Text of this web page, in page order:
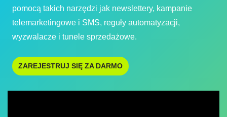
pomocą takich narzędzi jak newslettery, kampanie
telemarketingowe i SMS, reguły automatyzacji,
wyzwalacze i tunele sprzedażowe.
ZAREJESTRUJ SIĘ ZA DARMO